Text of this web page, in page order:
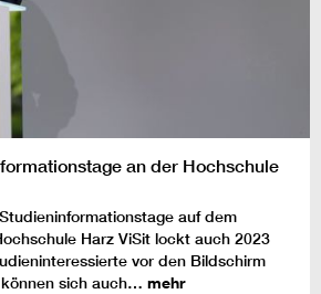
an der Hochschule
auf dem
Harz ViSit lockt auch 2023
vor den Bildschirm
sich auch… mehr